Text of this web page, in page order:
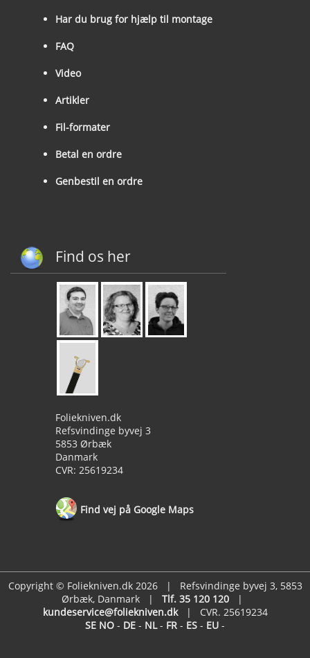
Har du brug for hjælp til montage
FAQ
Video
Artikler
Fil-formater
Betal en ordre
Genbestil en ordre
Find os her
Foliekniven.dk
Refsvindinge byvej 3
5853 Ørbæk
Danmark
CVR: 25619234
Find vej på Google Maps
Copyright © Foliekniven.dk 2026 | Refsvindinge byvej 3, 5853
Ørbæk, Danmark | Tlf. 35 120 120 |
kundeservice@foliekniven.dk| CVR. 25619234
SE NO - DE - NL- FR - ES - EU -